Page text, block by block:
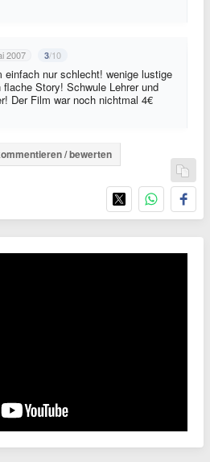
2007 3/10
nur schlecht! wenige lustige
Story! Schwule Lehrer und
Der Film war noch nichtmal 4€
/ bewerten